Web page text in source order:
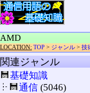
AMD
LOCATION: TOP > ジャンル > 技
関連ジャンル
基礎知識
通信 (5046)